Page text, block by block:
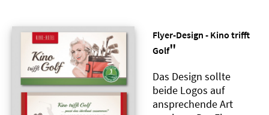
Flyer-Design - Kino trifft
Golf"
Das Design sollte
beide Logos auf
ansprechende Art